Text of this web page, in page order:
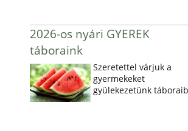
2026-os nyári GYEREK
táboraink
Szeretettel várjuk a
gyermekeket
gyülekezetünk